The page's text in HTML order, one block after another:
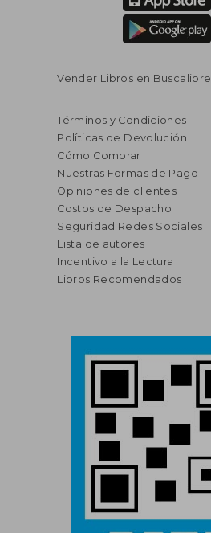
Vender Libros en Buscalibre
Términos y Condiciones
Políticas de Devolución
Cómo Comprar
Nuestras Formas de Pago
Opiniones de clientes
Costos de Despacho
Seguridad Redes Sociales
Lista de autores
Incentivo a la Lectura
Libros Recomendados